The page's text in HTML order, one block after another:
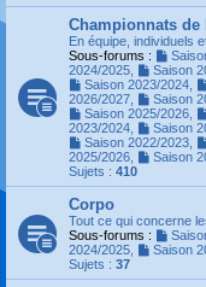
Championnats de
En équipe, individuels
Sous-forums :
2024/2025
Saison
Saison 2023/2024,
2026/2027
Saison
Saison 2025/2026,
2023/2024
Saison
Saison 2022/2023,
2025/2026
Saison
Sujets : 410
Corpo
Tout ce qui concerne
Sous-forums :
2024/2025
Saison
Sujets : 37